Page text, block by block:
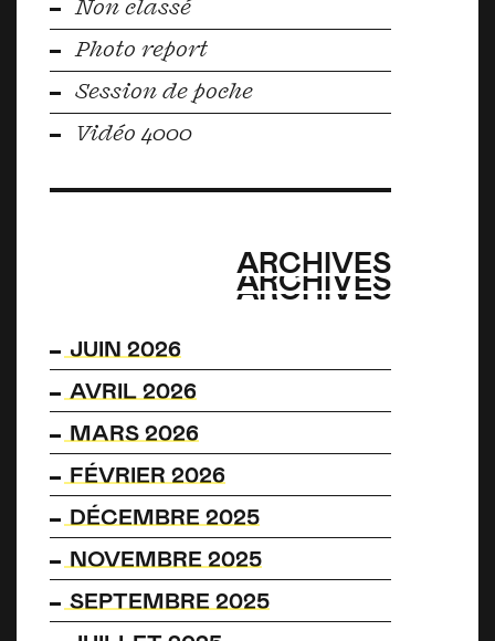
Non classé
Photo report
Session de poche
Vidéo 4000
ARCHIVES
ARCHIVES
ARCHIVES
JUIN 2026
AVRIL 2026
MARS 2026
FÉVRIER 2026
DÉCEMBRE 2025
NOVEMBRE 2025
SEPTEMBRE 2025